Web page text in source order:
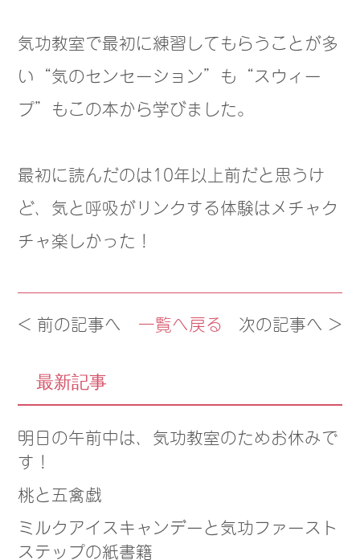
気功教室で最初に練習してもらうことが多
い“気のセンセーション”も“スウィー
プ”もこの本から学びました。
最初に読んだのは10年以上前だと思うけ
ど、気と呼吸がリンクする体験はメチャク
チャ楽しかった！
< 前の記事へ 一覧へ戻る 次の記事へ >
最新記事
明日の午前中は、気功教室のためお休みで
す！
桃と五禽戯
ミルクアイスキャンデーと気功ファースト
ステップの紙書籍